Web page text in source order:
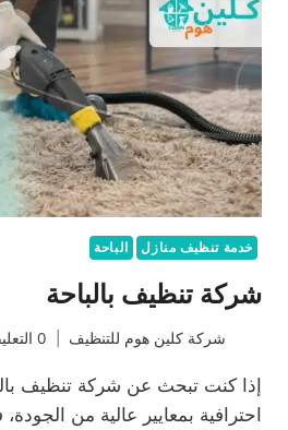
خدمة تنظيف منازل الباحة
شركة تنظيف بالباحة
شركة كلين هوم للتنظيف 0 التعليقات
إذا كنت تبحث عن شركة تنظيف
احترافية بمعايير عالية من